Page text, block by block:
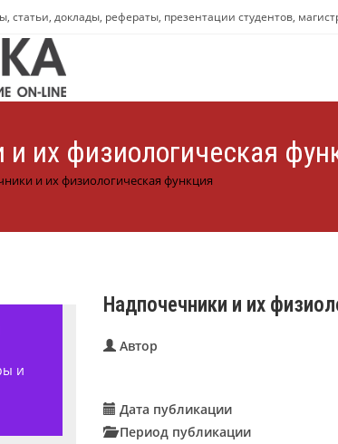
статьи, доклады, рефераты, презентации студентов,
их физиологическая
и их физиологическая функция
и
Надпочечники и их
Автор
Дата публикации
Период публикации